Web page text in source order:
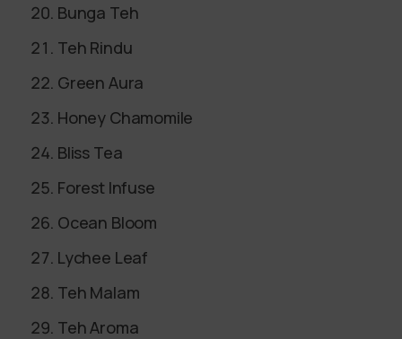
Bunga Teh
Teh Rindu
Green Aura
Honey Chamomile
Bliss Tea
Forest Infuse
Ocean Bloom
Lychee Leaf
Teh Malam
Teh Aroma